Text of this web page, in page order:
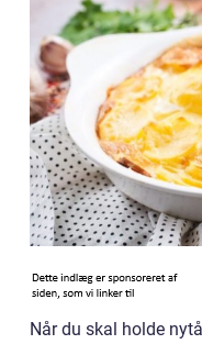
Når du skal holde